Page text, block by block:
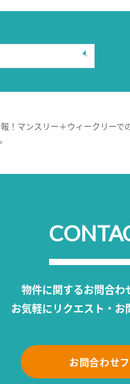
マンスリー＋ウィークリー
物件に関するお問合わ
お気軽にリクエスト・お
お問合わせ